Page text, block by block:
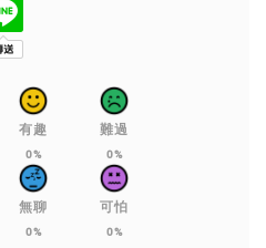
有趣
0%
難過
0%
無聊
0%
可怕
0%